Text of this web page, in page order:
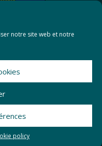
notre site web et notre
policy